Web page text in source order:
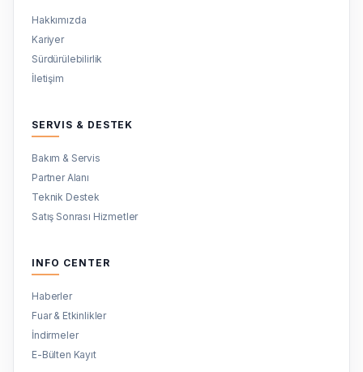
Hakkımızda
Kariyer
Sürdürülebilirlik
İletişim
SERVIS & DESTEK
Bakım & Servis
Partner Alanı
Teknik Destek
Satış Sonrası Hizmetler
INFO CENTER
Haberler
Fuar & Etkinlikler
İndirmeler
E-Bülten Kayıt